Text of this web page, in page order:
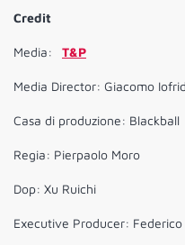
Credit
Media: T&P
Media Director: Giacomo
Casa di produzione: Blackball
Regia: Pierpaolo Moro
Dop: Xu Ruichi
Executive Producer: Federico